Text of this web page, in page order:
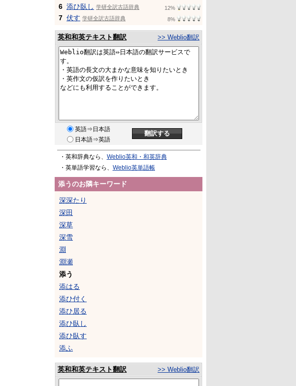
6 添ひ臥し 学研全訳古語辞典 12%
7 伏す 学研全訳古語辞典 8%
英和和英テキスト翻訳 >> Weblio翻訳
英語⇒日本語
日本語⇒英語
・英和辞典なら、 Weblio英和・和英辞典
・英単語学習なら、 Weblio英単語帳
添うのお隣キーワード
深深たり
深田
深草
深雪
淵
淵瀬
添う
添はる
添ひ付く
添ひ居る
添ひ臥し
添ひ臥す
添ふ
英和和英テキスト翻訳 >> Weblio翻訳